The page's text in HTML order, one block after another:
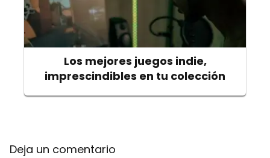
Los mejores juegos indie,
imprescindibles en tu colección
Deja un comentario